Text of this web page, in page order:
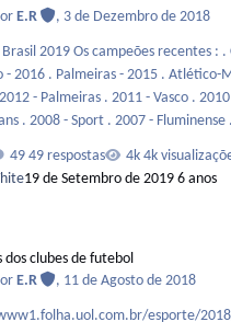
E.R , 3 de Dezembro de 2018
recentes : . Cruzeiro - 2018 e 2017
MG - 2014 . Flamengo -
- Flamengo .
- Cruzeiro . 2002 -
Juventude .
. 1996 - Cruzeiro . 1995 -
49 respostas
4k
19 de Setembro de 20196 anos
dos clubes de futebol
E.R , 11 de Agosto de 2018
esporte/